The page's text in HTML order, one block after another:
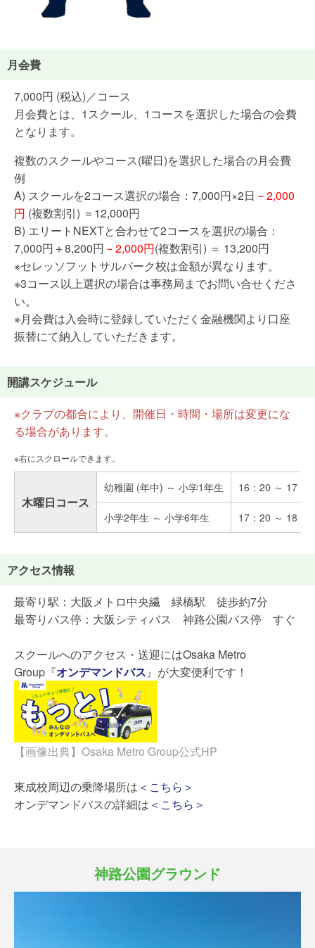
月会費
7,000円 (税込)／コース
月会費とは、1スクール、1コースを選択した場合の会費
となります。
複数のスクールやコース(曜日)を選択した場合の月会費
例
A) スクールを2コース選択の場合：7,000円×2日 －2,000
円 (複数割引) ＝12,000円
B) エリートNEXTと合わせて2コースを選択の場合：
7,000円＋8,200円 －2,000円(複数割引) ＝ 13,200円
※セレッソフットサルパーク校は金額が異なります。
※3コース以上選択の場合は事務局までお問い合せくださ
い。
※月会費は入会時に登録していただく金融機関より口座
振替にて納入していただきます。
開講スケジュール
※クラブの都合により、開催日・時間・場所は変更にな
る場合があります。
木曜日コース
幼稚園 (年中) ～ 小学1年生 16：20 ～ 17：
小学2年生 ～ 小学6年生 17：20 ～ 18：
アクセス情報
最寄り駅：大阪メトロ中央繊 緑橋駅 徒歩約7分
最寄りバス停：大阪シティバス 神路公園バス停 すぐ
スクールへのアクセス・送迎にはOsaka Metro
Group『オンデマンドバス』が大変便利です！
【画像出典】Osaka Metro Group公式HP
東成校周辺の乗降場所は ＜こちら＞
オンデマンドバスの詳細は ＜こちら＞
神路公園グラウンド